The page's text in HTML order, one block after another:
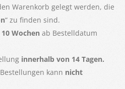
Warenkorb gelegt werden, die
“ zu finden sind.
10 Wochen ab Bestelldatum
innerhalb von 14 Tagen.
kann nicht